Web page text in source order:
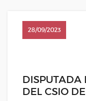
28/09/2023
DISPUTADA
DEL CSIO